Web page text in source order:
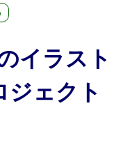
イラスト
ジェクト